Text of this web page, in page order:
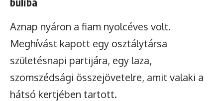
Aznap nyáron a fiam nyolcéves volt.
Meghívást kapott egy osztálytársa
születésnapi partijára, egy laza,
szomszédsági összejövetelre, amit valaki a
hátsó kertjében tartott.